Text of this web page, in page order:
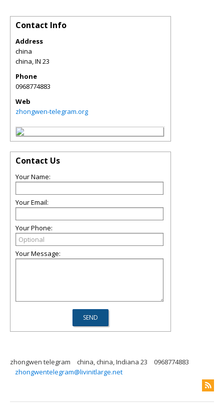
Contact Info
Address
china
china,IN 23
Phone
0968774883
Web
zhongwen-telegram.org
Contact Us
Your Name:
Your Email:
Your Phone:
Your Message:
zhongwen telegram china, china, Indiana 23
0968774883
zhongwentelegram@livinitlarge.net